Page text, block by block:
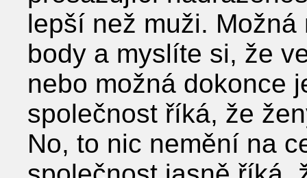
lepší než muži.
body a myslíte si, že
nebo možná dokonce
společnost říká, že
No, to nic nemění na